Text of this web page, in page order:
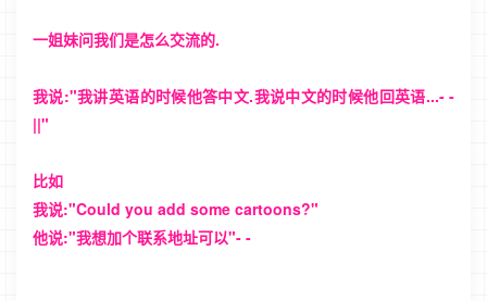
一姐妹问我们是怎么交流的.
我说:"我讲英语的时候他答中文.我说中文的时候他回英语...- -
||"
比如
我说:"Could you add some cartoons?"
他说:"我想加个联系地址可以"- -